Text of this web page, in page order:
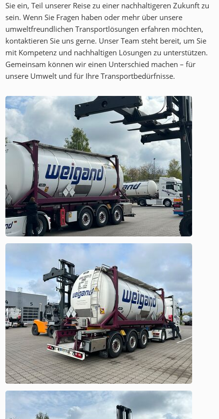
Sie ein, Teil unserer Reise zu einer nachhaltigeren Zukunft zu
sein. Wenn Sie Fragen haben oder mehr über unsere
umweltfreundlichen Transportlösungen erfahren möchten,
kontaktieren Sie uns gerne. Unser Team steht bereit, um Sie
mit Kompetenz und nachhaltigen Lösungen zu unterstützen.
Gemeinsam können wir einen Unterschied machen – für
unsere Umwelt und für Ihre Transportbedürfnisse.